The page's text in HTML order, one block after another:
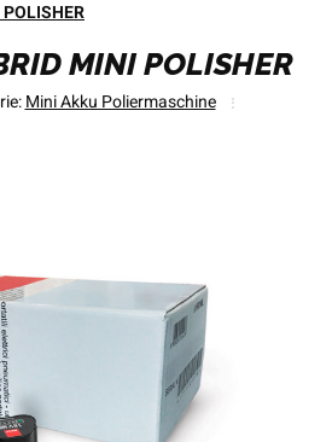
MINI POLISHER
Mini Akku Poliermaschine